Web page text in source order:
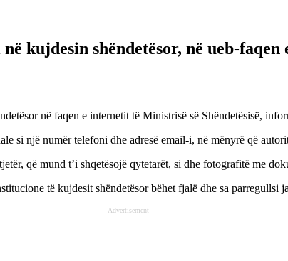
kujdesin shëndetësor, në ueb-faqen
në faqen e internetit të Ministrisë së Shëndetësisë,
si një numër telefoni dhe adresë email-i, në mënyrë që
që mund t’i shqetësojë qytetarët, si dhe fotografitë me
të kujdesit shëndetësor bëhet fjalë dhe sa
Advertisement